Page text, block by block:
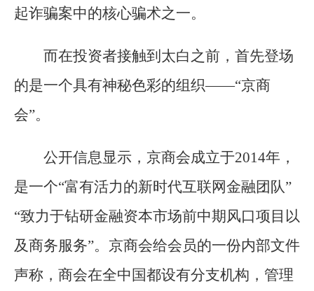
起诈骗案中的核心骗术之一。
而在投资者接触到太白之前，首先登场
的是一个具有神秘色彩的组织——“京商
会”。
公开信息显示，京商会成立于2014年，
是一个“富有活力的新时代互联网金融团队”
“致力于钻研金融资本市场前中期风口项目以
及商务服务”。京商会给会员的一份内部文件
声称，商会在全中国都设有分支机构，管理